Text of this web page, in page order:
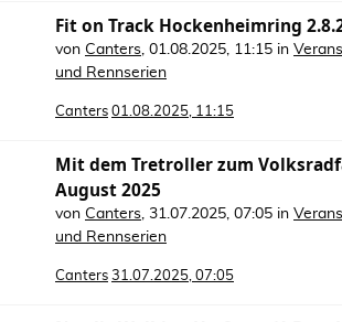
Fit on Track Hockenheimring
von Canters, 01.08.2025, 11:15 in
und Rennserien
Canters 01.08.2025, 11:15
Mit dem Tretroller zum
August 2025
von Canters, 31.07.2025, 07:05 in
und Rennserien
Canters 31.07.2025, 07:05